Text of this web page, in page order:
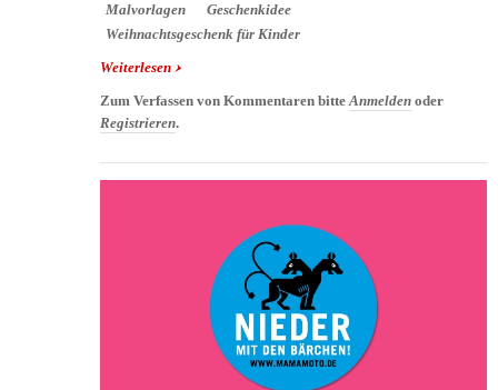
Malvorlagen
Geschenkidee
Weihnachtsgeschenk für Kinder
Weiterlesen über Krickel Krakel Malbuch - für kreative Kids
Zum Verfassen von Kommentaren bitte Anmelden oder
Registrieren.